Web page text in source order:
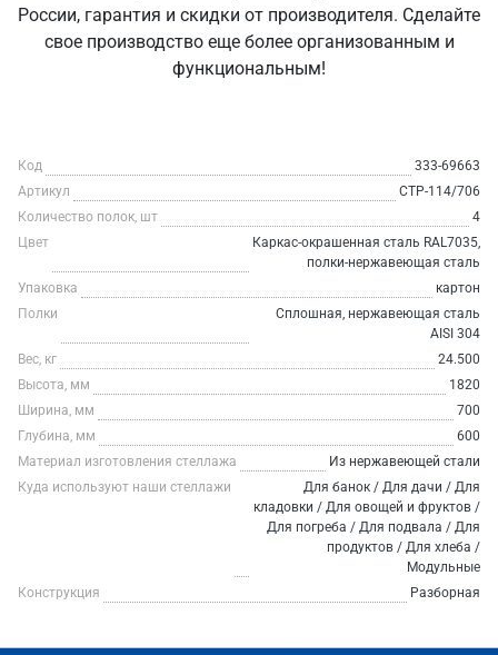
России, гарантия и скидки от производителя. Сделайте
свое производство еще более организованным и
функциональным!
Код
333-69663
Артикул
СТР-114/706
Количество полок, шт
4
Цвет
Каркас-окрашенная сталь RAL7035,
полки-нержавеющая сталь
Упаковка
картон
Полки
Сплошная, нержавеющая сталь
AISI 304
Вес, кг
24.500
Высота, мм
1820
Ширина, мм
700
Глубина, мм
600
Материал изготовления стеллажа
Из нержавеющей стали
Куда используют наши стеллажи
Для банок / Для дачи / Для
кладовки / Для овощей и фруктов /
Для погреба / Для подвала / Для
продуктов / Для хлеба /
Модульные
Конструкция
Разборная